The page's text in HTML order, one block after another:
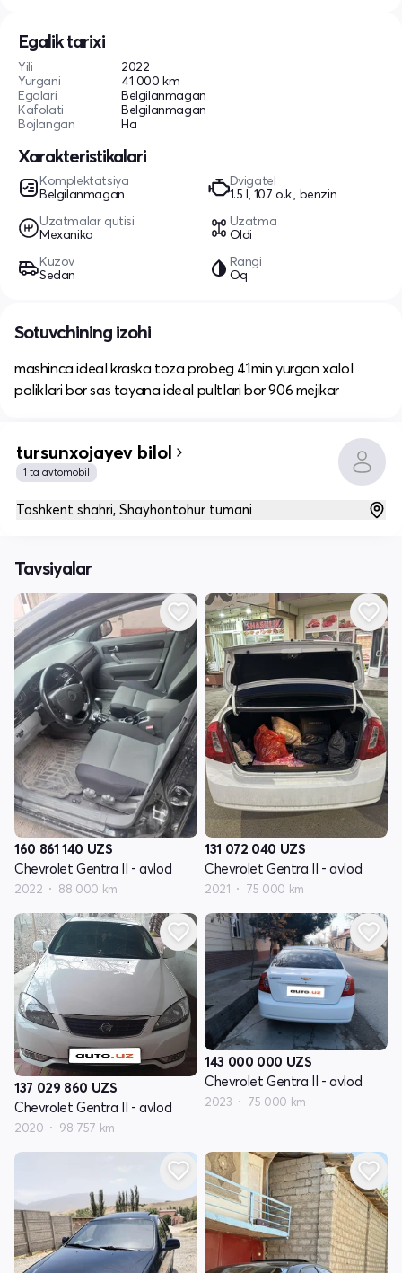
Egalik tarixi
Yili
2022
Yurgani
41 000 km
Egalari
Belgilanmagan
Kafolati
Belgilanmagan
Bojlangan
Ha
Xarakteristikalari
Komplektatsiya
Belgilanmagan
Dvigatel
1.5 l, 107 o.k., benzin
Uzatmalar qutisi
Mexanika
Uzatma
Oldi
Kuzov
Sedan
Rangi
Oq
Sotuvchining izohi
mashinca ideal kraska toza probeg 41min yurgan xalol
poliklari bor sas tayana ideal pultlari bor 906 mejikar
tursunxojayev bilol
1 ta avtomobil
Toshkent shahri, Shayhontohur tumani
Tavsiyalar
160 861 140 UZS
Chevrolet Gentra II - avlod
2022 88 000 km
131 072 040 UZS
Chevrolet Gentra II - avlod
2021 75 000 km
137 029 860 UZS
Chevrolet Gentra II - avlod
2020 98 757 km
143 000 000 UZS
Chevrolet Gentra II - avlod
2023 75 000 km